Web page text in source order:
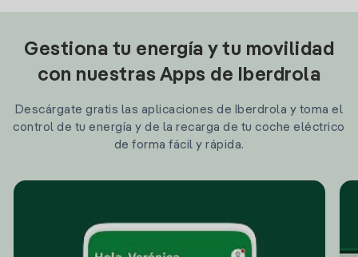
Gestiona tu energía y tu movilidad
con nuestras Apps de Iberdrola
Descárgate gratis las aplicaciones de Iberdrola y toma el
control de tu energía y de la recarga de tu coche eléctrico
de forma fácil y rápida.